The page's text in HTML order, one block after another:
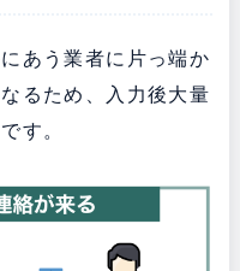
あう業者に片っ端か
るため、入力後大量
す。